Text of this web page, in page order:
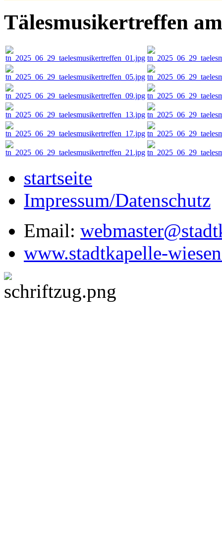
Tälesmusikertreffen
startseite
Impressum/Datenschutz
Email:
www.stadtkapelle-